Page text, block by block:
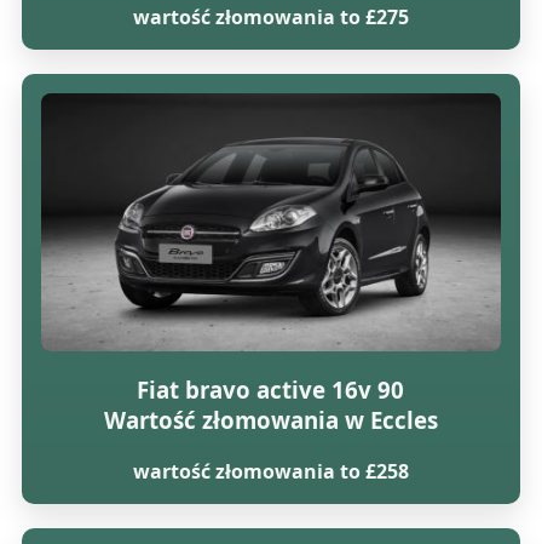
wartość złomowania to £275
Fiat bravo active 16v 90
Wartość złomowania w Eccles
wartość złomowania to £258